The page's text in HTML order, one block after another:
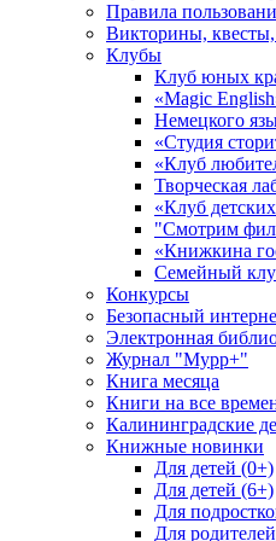
Правила
Викторины,
Клубы
Клуб юных
«Magic
Немецкого
«Студия
«Клуб
Творческая
«Клуб
"Смотрим
«Книжкина
Семейный
Конкурсы
Безопасный
Электронная
Журнал "Мурр+"
Книга месяца
Книги на все
Калининградские
Книжные новинки
Для детей (0+)
Для детей (6+)
Для
Для родителей